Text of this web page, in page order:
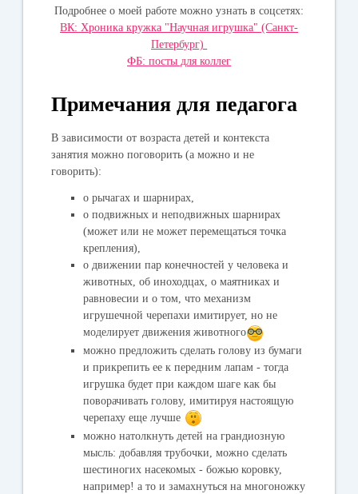
Подробнее о моей работе можно узнать в соцсетях:
ВК: Хроника кружка "Научная игрушка" (Санкт-
Петербург)
ФБ: посты для коллег
Примечания для педагога
В зависимости от возраста детей и контекста
занятия можно поговорить (а можно и не
говорить):
о рычагах и шарнирах,
о подвижных и неподвижных шарнирах
(может или не может перемещаться точка
крепления),
о движении пар конечностей у человека и
животных, об иноходцах, о маятниках и
равновесии и о том, что механизм
игрушечной черепахи имитирует, но не
моделирует движения животного
можно предложить сделать голову из бумаги
и прикрепить ее к передним лапам - тогда
игрушка будет при каждом шаге как бы
поворачивать голову, имитируя настоящую
черепаху еще лучше
можно натолкнуть детей на грандиозную
мысль: добавляя трубочки, можно сделать
шестиногих насекомых - божью коровку,
например! а то и замахнуться на многоножку